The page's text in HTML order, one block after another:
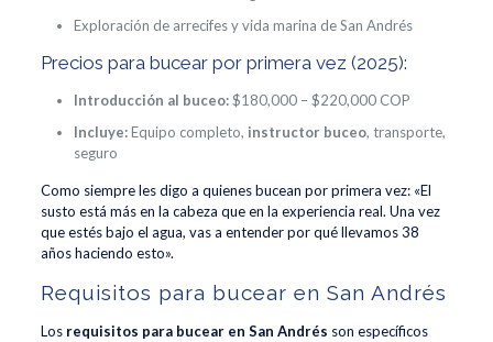
Exploración de arrecifes y vida marina de San Andrés
Precios para bucear por primera vez (2025):
Introducción al buceo:$180,000 – $220,000 COP
Incluye:Equipo completo, instructor buceo, transporte,
seguro
Como siempre les digo a quienes bucean por primera vez: «El
susto está más en la cabeza que en la experiencia real. Una vez
que estés bajo el agua, vas a entender por qué llevamos 38
años haciendo esto».
Requisitos para bucear en San Andrés
Los requisitos para bucear en San Andrés son específicos